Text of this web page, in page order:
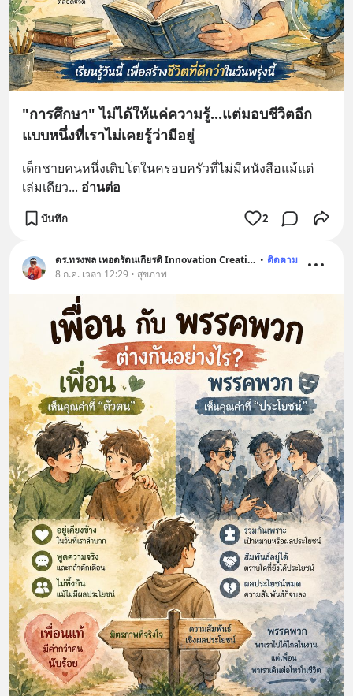
"การศึกษา" ไม่ได้ให้แค่ความรู้...แต่มอบชีวิตอีก
แบบหนึ่งที่เราไม่เคยรู้ว่ามีอยู่
เด็กชายคนหนึ่งเติบโตในครอบครัวที่ไม่มีหนังสือแม้แต่
เล่มเดียว... อ่านต่อ
บันทึก 2
ดร.ทรงพล เทอดรัตนเกียรติ Innovation Creative • ติดตาม
8 ก.ค. เวลา 12:29 • สุขภาพ